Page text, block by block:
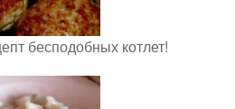
бесподобных котлет!